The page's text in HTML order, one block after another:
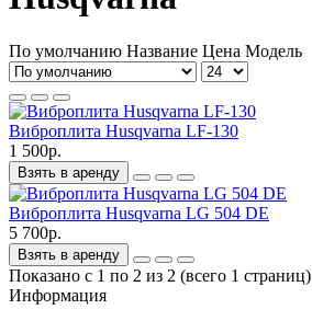
По умолчанию Название Цена Модель
Виброплита Husqvarna LF-130
1 500р.
Взять в аренду
Виброплита Husqvarna LG 504 DE
5 700р.
Взять в аренду
Показано с 1 по 2 из 2 (всего 1 страниц)
Информация